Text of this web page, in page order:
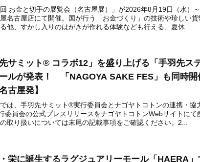
回 お金と切手の展覧会（名古屋展）」が2026年8月19日（水）
名古屋店にて開催。国が行う「お金づくり」の技術や珍しい
他、すかし入りのはがきが作れる体験なども行える、夏休...
先サミット®︎ コラボ12」を盛り上げる「手羽先ス
ルが発表！ 「NAGOYA SAKE FES」も同時開
古屋発】
は、手羽先サミット®︎実行委員会とナゴヤトコトンの連携・協
委員会の公式プレスリリースをナゴヤトコトンWebサイトにて
取り扱いについては末尾の記載事項をご確認ください。2...
栄に誕生するラグジュアリーモール「HAERA